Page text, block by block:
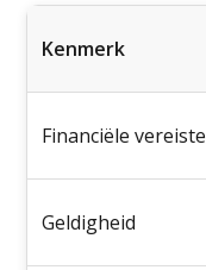
Kenmerk
Financiële vereiste
Geldigheid